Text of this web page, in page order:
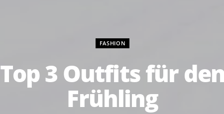
FASHION
Top 3 Outfits für
Frühling